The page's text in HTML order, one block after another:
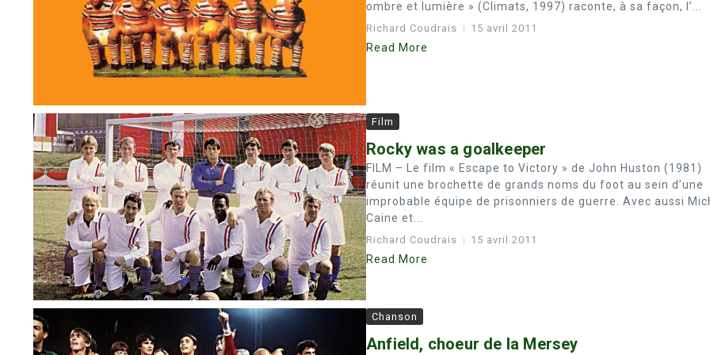
ombre et lumière » (Climats, 1997) raconte, à sa façon, l’...
Richard Coudrais 15 avril 2011
Read More
Film
Rocky was a goalkeeper
FILM – Le film « Escape to Victory » de John Huston (1981)
réunit une brochette de grands noms du foot au sein d’une
improbable équipe de prisonniers de guerre. Avec aussi
Caine et...
Richard Coudrais 15 avril 2011
Read More
Chanson
Anfield, choeur de la Mersey